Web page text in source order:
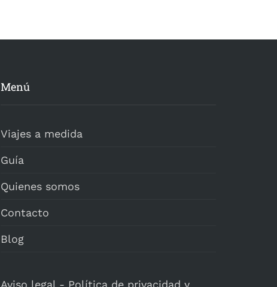
Menú
Viajes a medida
Guía
Quienes somos
Contacto
Blog
Aviso legal - Política de privacidad y